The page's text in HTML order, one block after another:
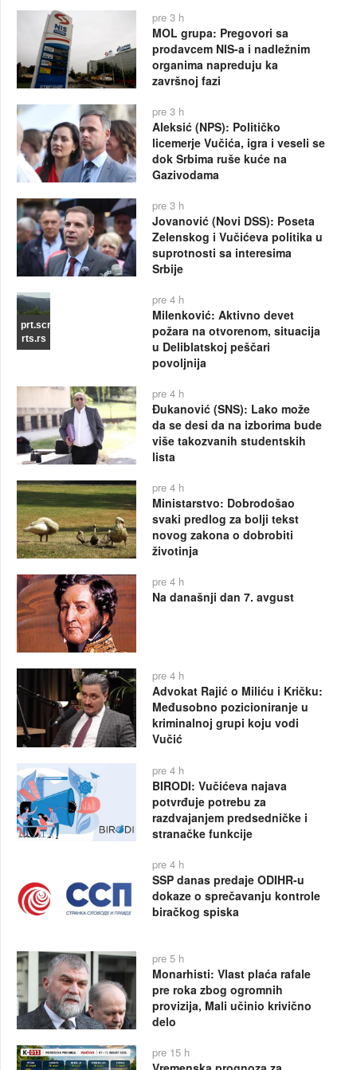
pre 3 h
MOL grupa: Pregovori sa
prodavcem NIS-a i nadležnim
organima napreduju ka
završnoj fazi
pre 3 h
Aleksić (NPS): Političko
licemerje Vučića, igra i veseli se
dok Srbima ruše kuće na
Gazivodama
pre 3 h
Jovanović (Novi DSS): Poseta
Zelenskog i Vučićeva politika u
suprotnosti sa interesima
Srbije
prt.scr
rts.rs
pre 4 h
Milenković: Aktivno devet
požara na otvorenom, situacija
u Deliblatskoj peščari
povoljnija
pre 4 h
Đukanović (SNS): Lako može
da se desi da na izborima bude
više takozvanih studentskih
lista
pre 4 h
Ministarstvo: Dobrodošao
svaki predlog za bolji tekst
novog zakona o dobrobiti
životinja
pre 4 h
Na današnji dan 7. avgust
pre 4 h
Advokat Rajić o Miliću i Kričku:
Međusobno pozicioniranje u
kriminalnoj grupi koju vodi
Vučić
pre 4 h
BIRODI: Vučićeva najava
potvrđuje potrebu za
razdvajanjem predsedničke i
stranačke funkcije
pre 4 h
SSP danas predaje ODIHR-u
dokaze o sprečavanju kontrole
biračkog spiska
pre 5 h
Monarhisti: Vlast plaća rafale
pre roka zbog ogromnih
provizija, Mali učinio krivično
delo
pre 15 h